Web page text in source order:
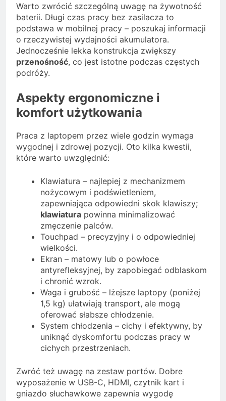
Warto zwrócić szczególną uwagę na żywotność
baterii. Długi czas pracy bez zasilacza to
podstawa w mobilnej pracy – poszukaj informacji
o rzeczywistej wydajności akumulatora.
Jednocześnie lekka konstrukcja zwiększy
przenośność, co jest istotne podczas częstych
podróży.
Aspekty ergonomiczne i
komfort użytkowania
Praca z laptopem przez wiele godzin wymaga
wygodnej i zdrowej pozycji. Oto kilka kwestii,
które warto uwzględnić:
Klawiatura – najlepiej z mechanizmem
nożycowym i podświetleniem,
zapewniająca odpowiedni skok klawiszy;
klawiatura powinna minimalizować
zmęczenie palców.
Touchpad – precyzyjny i o odpowiedniej
wielkości.
Ekran – matowy lub o powłoce
antyrefleksyjnej, by zapobiegać odblaskom
i chronić wzrok.
Waga i grubość – lżejsze laptopy (poniżej
1,5 kg) ułatwiają transport, ale mogą
oferować słabsze chłodzenie.
System chłodzenia – cichy i efektywny, by
uniknąć dyskomfortu podczas pracy w
cichych przestrzeniach.
Zwróć też uwagę na zestaw portów. Dobre
wyposażenie w USB-C, HDMI, czytnik kart i
gniazdo słuchawkowe zapewnia wygodę